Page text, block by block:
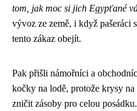
tom, jak moc si jich Egypťané
vývoz ze země, i když pašeráci
tento zákaz obejít.
Pak přišli námořníci a
kočky na lodě, protože krysy
zničit zásoby pro celou